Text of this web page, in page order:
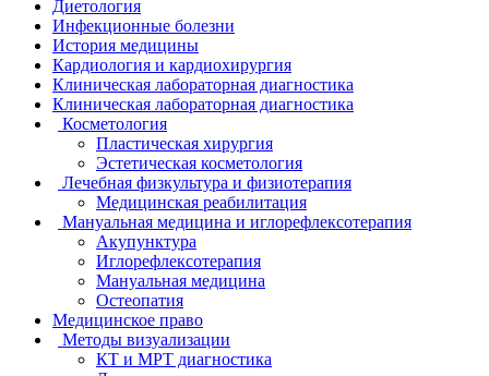
Диетология
Инфекционные болезни
История медицины
Кардиология и кардиохирургия
Клиническая лабораторная диагностика
Клиническая лабораторная диагностика
Косметология
Пластическая хирургия
Эстетическая косметология
Лечебная физкультура и физиотерапия
Медицинская реабилитация
Мануальная медицина и иглорефлексотерапия
Акупунктура
Иглорефлексотерапия
Мануальная медицина
Остеопатия
Медицинское право
Методы визуализации
КТ и МРТ диагностика